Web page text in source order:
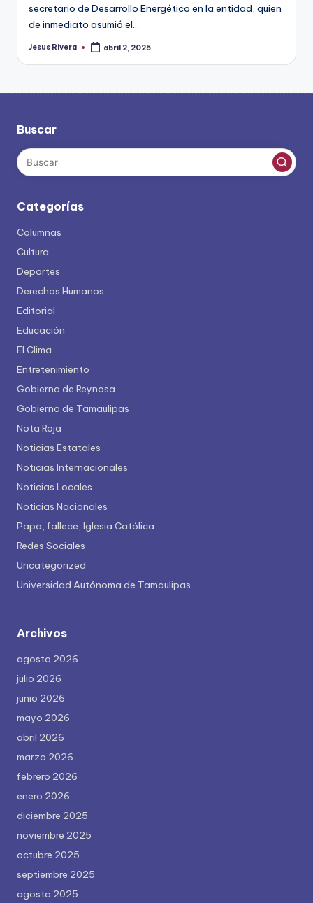
secretario de Desarrollo Energético en la entidad, quien
de inmediato asumió el…
Publicado
Jesus Rivera abril 2, 2025
Buscar
Categorías
Columnas
Cultura
Deportes
Derechos Humanos
Editorial
Educación
El Clima
Entretenimiento
Gobierno de Reynosa
Gobierno de Tamaulipas
Nota Roja
Noticias Estatales
Noticias Internacionales
Noticias Locales
Noticias Nacionales
Papa, fallece, Iglesia Católica
Redes Sociales
Uncategorized
Universidad Autónoma de Tamaulipas
Archivos
agosto 2026
julio 2026
junio 2026
mayo 2026
abril 2026
marzo 2026
febrero 2026
enero 2026
diciembre 2025
noviembre 2025
octubre 2025
septiembre 2025
agosto 2025